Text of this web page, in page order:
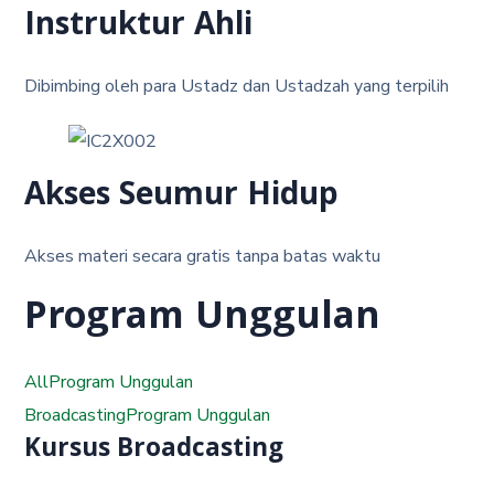
Instruktur Ahli
Dibimbing oleh para Ustadz dan Ustadzah yang terpilih
Akses Seumur Hidup
Akses materi secara gratis tanpa batas waktu
Program Unggulan
AllProgram Unggulan
BroadcastingProgram Unggulan
Kursus Broadcasting